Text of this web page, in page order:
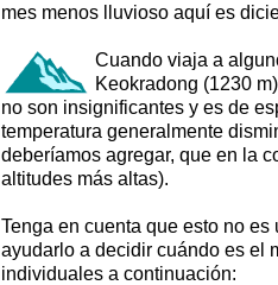
mes menos lluvioso aquí es
Cuando viaja a
Keokradong (1230
no son insignificantes y es de
temperatura generalmente
deberíamos agregar, que en la
altitudes más altas).
Tenga en cuenta que esto no
ayudarlo a decidir cuándo es el
individuales a continuación: